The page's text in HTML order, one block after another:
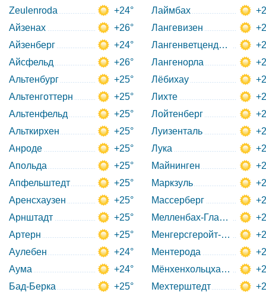
Zeulenroda
+24°
Айзенах
+26°
Айзенберг
+24°
Айсфельд
+26°
Альтенбург
+25°
Альтенготтерн
+25°
Альтенфельд
+25°
Альткирхен
+25°
Анроде
+25°
Апольда
+25°
Апфельштедт
+25°
Аренсхаузен
+25°
Арнштадт
+25°
Артерн
+25°
Аулебен
+24°
Аума
+24°
Бад-Берка
+25°
Лаймбах
Лангевизен
Лангенветцендорф
Лангенорла
Лёбихау
Лихте
Лойтенберг
Луизенталь
Лука
Майнинген
Маркзуль
Массерберг
Мелленбах-Гласбах
Менгерсгеройт-Хеммерн
Ментерода
Мёнхенхольцхаузен
Мехтерштедт